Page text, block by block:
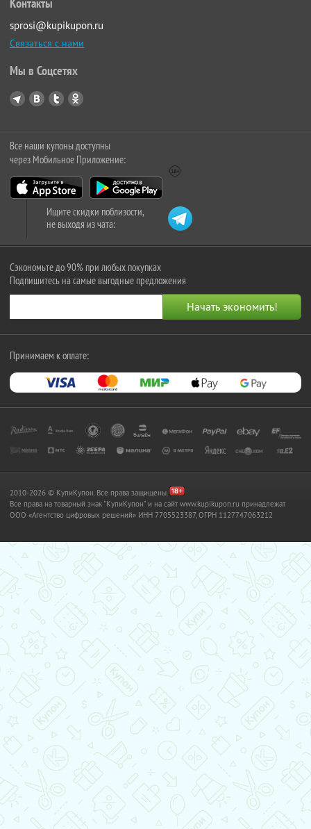
sprosi@kupikupon.ru
Связаться с нами
Мы в Соцсетях
Все наши купоны доступны
через Мобильное Приложение:
Ищите скидки поблизости,
не выходя из чата:
Сэкономьте до 90% при любых покупках
Подпишитесь на самые выгодные предложения
Принимаем к оплате:
2010-2026 © КупиКупон. Все права защищены.
Все права на товарный знак "КупиКупон" и на сайт www.kupikupon.ru принадлежат
OOO «Агентство цифровых решений» ИНН 7705523387, ОГРН 1127747063212